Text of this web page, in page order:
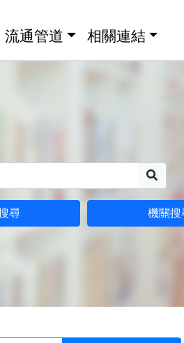
流通管道 相關連結
尋 機關搜